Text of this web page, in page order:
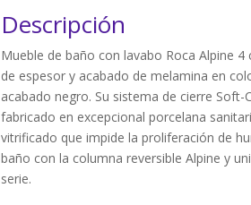
Descripción
Mueble de baño con lavabo Roca Alpine
de espesor y acabado de melamina en
acabado negro. Su sistema de cierre
fabricado en excepcional porcelana
vitrificado que impide la proliferación de
baño con la columna reversible Alpine y
serie.